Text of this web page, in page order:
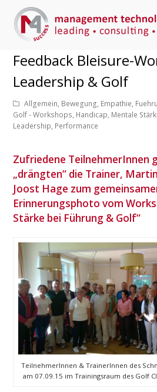
Feedback Bleisure-
Leadership & Golf
Allgemein, Bewegung, Empathie,
Golf - Workshops, Handicap, Mentale
Leadership, Performance
Zufriedene TeilnehmerInnen
„drängten“ die Trainer,
Joost Hage zum
Erinnerungsphoto vom
Stärke bei Führung & Golf“
TeilnehmerInnen & TrainerInnen des
am 07.09.15 im Trainingsraum des Golf